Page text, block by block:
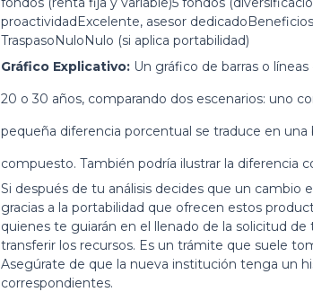
proactividadExcelente, asesor
TraspasoNuloNulo (si aplica portabilidad)
Gráfico Explicativo: Un gráfico de barras o
20 o 30 años, comparando dos escenarios: uno
pequeña diferencia porcentual se traduce en
compuesto. También podría ilustrar la diferencia
Si después de tu análisis decides que un cambio
gracias a la portabilidad que ofrecen estos
quienes te guiarán en el llenado de la solicitud
transferir los recursos. Es un trámite que suele
Asegúrate de que la nueva institución tenga un
correspondientes.